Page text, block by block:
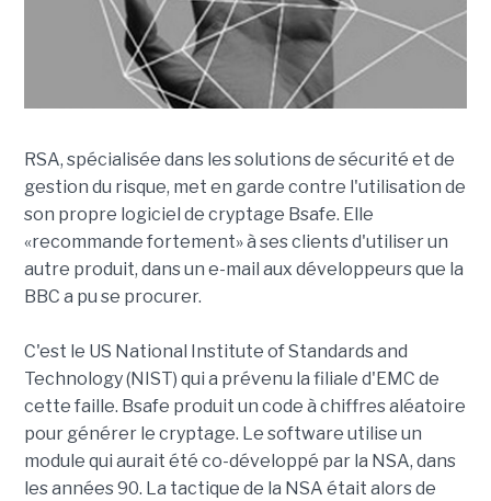
RSA, spécialisée dans les solutions de sécurité et de
gestion du risque, met en garde contre l'utilisation de
son propre logiciel de cryptage Bsafe. Elle
«recommande fortement» à ses clients d'utiliser un
autre produit, dans un e-mail aux développeurs que la
BBC a pu se procurer.
C'est le US National Institute of Standards and
Technology (NIST) qui a prévenu la filiale d'EMC de
cette faille. Bsafe produit un code à chiffres aléatoire
pour générer le cryptage. Le software utilise un
module qui aurait été co-développé par la NSA, dans
les années 90. La tactique de la NSA était alors de